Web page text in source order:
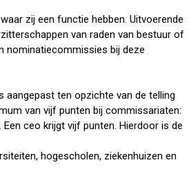
zij een functie hebben. Uitvoerende
van raden van bestuur of
nominatiecommissies bij deze
aangepast ten opzichte van de telling
van vijf punten bij commissariaten:
ceo krijgt vijf punten. Hierdoor is de
hogescholen, ziekenhuizen en